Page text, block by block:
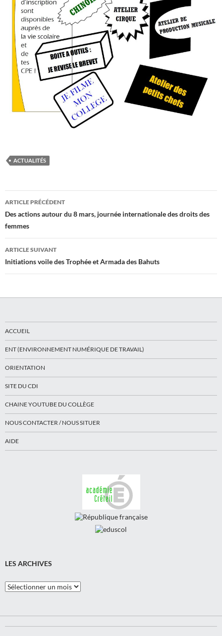
ACTUALITÉS
Navigation
des
articles
ARTICLE PRÉCÉDENT
Des actions autour du 8 mars, journée internationale des droits des
femmes
ARTICLE SUIVANT
Initiations voile des Trophée et Armada des Bahuts
ACCUEIL
ENT (ENVIRONNEMENT NUMÉRIQUE DE TRAVAIL)
ORIENTATION
SITE DU CDI
CHAINE YOUTUBE DU COLLÈGE
NOUS CONTACTER / NOUS SITUER
AIDE
LES ARCHIVES
Les
Archives